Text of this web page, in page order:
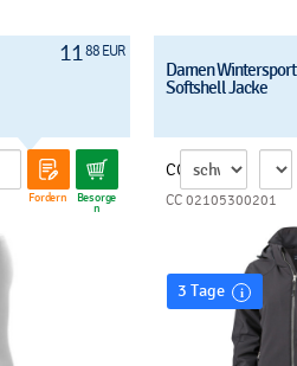
1188 EUR
Fordern Besorge
n
Damen Wintersport
Softshell Jacke
CC
CC 02105300201
3 Tage